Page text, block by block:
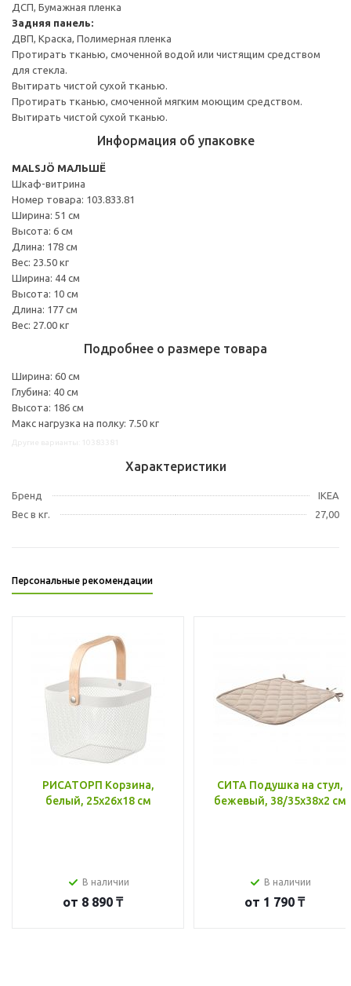
ДСП, Бумажная пленка
Задняя панель:
ДВП, Краска, Полимерная пленка
Протирать тканью, смоченной водой или чистящим средством
для стекла.
Вытирать чистой сухой тканью.
Протирать тканью, смоченной мягким моющим средством.
Вытирать чистой сухой тканью.
Информация об упаковке
MALSJÖ МАЛЬШЁ
Шкаф-витрина
Номер товара: 103.833.81
Ширина: 51 см
Высота: 6 см
Длина: 178 см
Вес: 23.50 кг
Ширина: 44 см
Высота: 10 см
Длина: 177 см
Вес: 27.00 кг
Подробнее о размере товара
Ширина: 60 см
Глубина: 40 см
Высота: 186 см
Макс нагрузка на полку: 7.50 кг
Характеристики
Бренд
IKEA
Вес в кг.
27,00
Персональные рекомендации
РИСАТОРП Корзина,
белый, 25x26x18 см
В наличии
от 8 890 ₸
СИТА Подушка на стул,
бежевый, 38/35x38x2 см
В наличии
от 1 790 ₸